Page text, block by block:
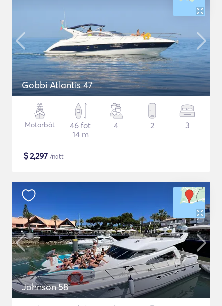
Gobbi Atlantis 47
Motorbåt
46 fot
14 m
4 2 3
$2,297 /natt
Johnson 58